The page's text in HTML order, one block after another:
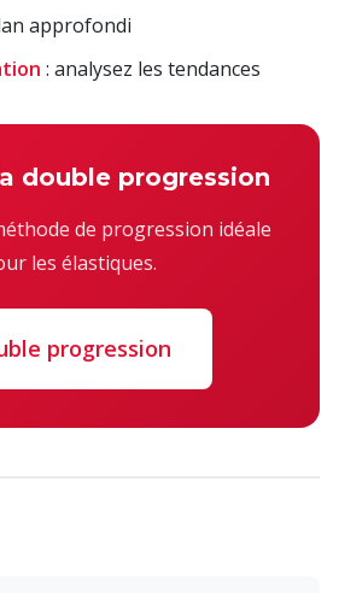
approfondi
: analysez les tendances
double progression
de progression idéale
les élastiques.
progression